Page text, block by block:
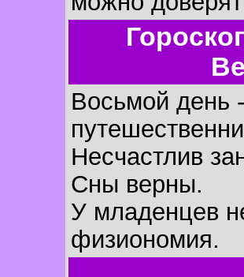
Восьмой день
Несчастлив
Сны верны.
У младенцев
физиономия.